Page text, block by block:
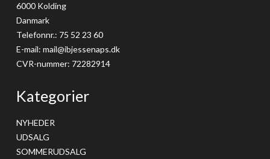
6000 Kolding
Danmark
Telefonnr.: 75 52 23 60
E-mail: mail@ibjessenaps.dk
CVR-nummer: 72282914
Kategorier
NYHEDER
UDSALG
SOMMERUDSALG